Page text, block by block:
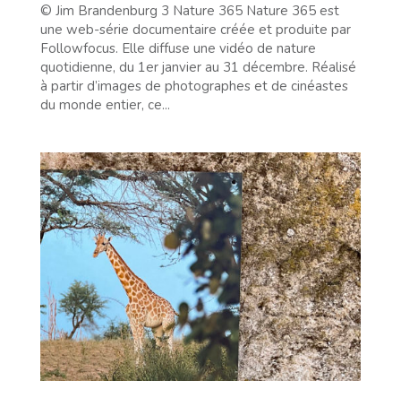
© Jim Brandenburg 3 Nature 365 Nature 365 est
une web-série documentaire créée et produite par
Followfocus. Elle diffuse une vidéo de nature
quotidienne, du 1er janvier au 31 décembre. Réalisé
à partir d’images de photographes et de cinéastes
du monde entier, ce...